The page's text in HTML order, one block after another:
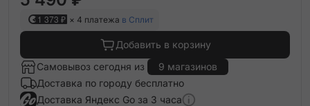
1 373 ₽ × 4 платежа в Сплит
Добавить в корзину
Самовывоз сегодня из
9 магазинов
Доставка по городу бесплатно
Доставка Яндекс Go за 3 часа